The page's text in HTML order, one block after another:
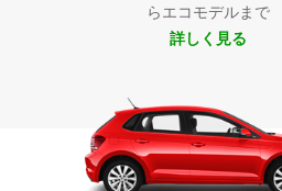
らエコモデルまで
詳しく見る